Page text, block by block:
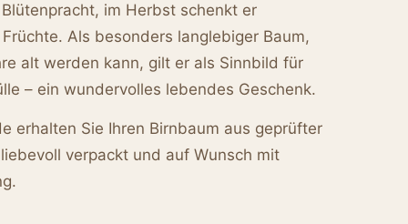
im Herbst schenkt er
Als besonders langlebiger Baum,
alt werden kann, gilt er als Sinnbild für
– ein wundervolles lebendes Geschenk.
erhalten Sie Ihren Birnbaum aus geprüfter
verpackt und auf Wunsch mit